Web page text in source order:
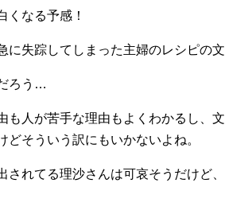
くなる予感！
に失踪してしまった主婦のレシピの
ろう…
も人が苦手な理由もよくわかるし、
どそういう訳にもいかないよね。
されてる理沙さんは可哀そうだけど